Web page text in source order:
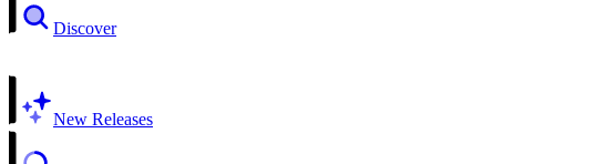
Discover
New Releases